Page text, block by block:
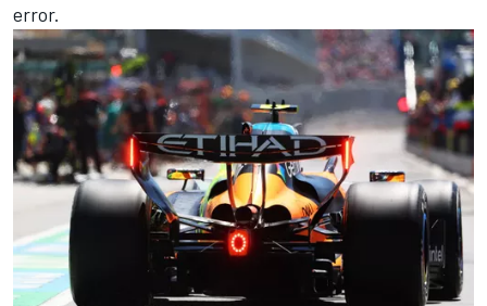
error.